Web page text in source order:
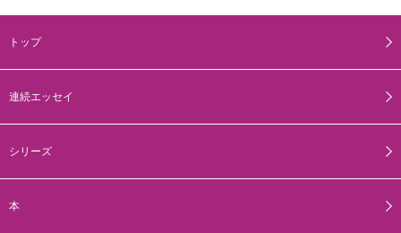
トップ
連続エッセイ
シリーズ
本